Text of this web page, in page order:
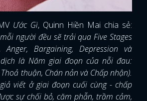
Ước Gì, Quinn Hiền Mai chia sẻ:
người đều sẽ trải qua Five Stages
Bargaining, Depression và
dịch là Năm giai đoạn của nỗi đau:
thuận, Chán nản và Chấp nhận).
viết ở giai đoạn cuối cùng - chấp
sự chối bỏ, căm phẫn, trầm cảm,